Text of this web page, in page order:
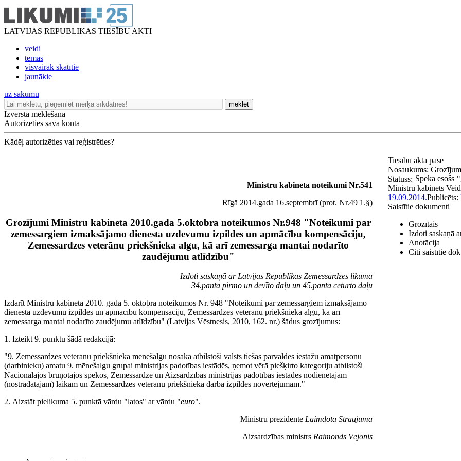
LATVIJAS REPUBLIKAS TIESĪBU AKTI
veidi
tēmas
visvairāk skatītie
jaunākie
uz sākumu
meklēt
Izvērstā meklēšana
Autorizēties savā kontā
Kādēļ autorizēties vai reģistrēties?
Ministru kabineta noteikumi Nr.541
Rīgā 2014.gada 16.septembrī (prot. Nr.49 1.§)
Grozījumi Ministru kabineta 2010.gada 5.oktobra noteikumos Nr.948 "Noteikumi par
zemessargiem izmaksājamo dienesta uzdevumu izpildes un apmācību kompensāciju,
Zemessardzes veterānu priekšnieka algu, kā arī zemessarga mantai nodarīto
zaudējumu atlīdzību"
Izdoti saskaņā ar Latvijas Republikas Zemessardzes likuma
34.panta pirmo un devīto daļu un 45.panta ceturto daļu
Izdarīt Ministru kabineta 2010. gada 5. oktobra noteikumos Nr. 948 "Noteikumi par zemessargiem izmaksājamo
dienesta uzdevumu izpildes un apmācību kompensāciju, Zemessardzes veterānu priekšnieka algu, kā arī
zemessarga mantai nodarīto zaudējumu atlīdzību" (Latvijas Vēstnesis, 2010, 162. nr.) šādus grozījumus:
1. Izteikt 9. punktu šādā redakcijā:
"9. Zemessardzes veterānu priekšnieka mēnešalgu nosaka atbilstoši valsts tiešās pārvaldes iestāžu amatpersonu
(darbinieku) amatu 9. mēnešalgu grupai ministrijas padotības iestādēs, ņemot vērā piešķirto kategoriju atbilstoši
Nacionālajos bruņotajos spēkos, Zemessardzē un Aizsardzības ministrijas padotības iestādēs nodienētajam
(nostrādātajam) laikam un Zemessardzes veterānu priekšnieka darba izpildes novērtējumam."
2. Aizstāt pielikuma 5. punktā vārdu "latos" ar vārdu "euro".
Ministru prezidente Laimdota Straujuma
Aizsardzības ministrs Raimonds Vējonis
Tiesību akta pase
Nosaukums:
Statuss: Spēkā esošs
Ministru kabinets
19.09.2014.Publicēts:
Saistītie dokumenti
Grozītais
Izdoti saskaņā
Anotācija
Citi saistītie